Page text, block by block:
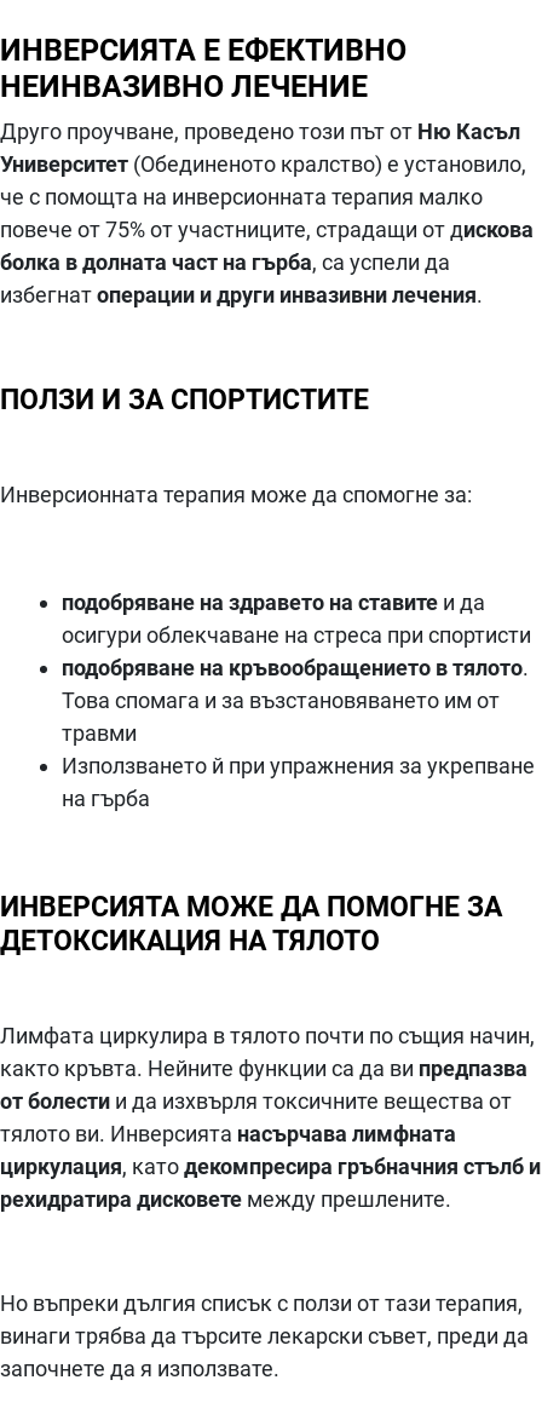
ИНВЕРСИЯТА Е ЕФЕКТИВНО
НЕИНВАЗИВНО ЛЕЧЕНИЕ
Друго проучване, проведено този път от Ню Касъл
Университет (Обединеното кралство) е установило,
че с помощта на инверсионната терапия малко
повече от 75% от участниците, страдащи от дискова
болка в долната част на гърба, са успели да
избегнатоперации и други инвазивни лечения.
ПОЛЗИ И ЗА СПОРТИСТИТЕ
Инверсионната терапия може да спомогне за:
подобряване на здравето на ставите и да
осигури облекчаване на стреса при спортисти
подобряване на кръвообращението в тялото.
Това спомага и за възстановяването им от
травми
Използването й при упражнения за укрепване
на гърба
ИНВЕРСИЯТА МОЖЕ ДА ПОМОГНЕ ЗА
ДЕТОКСИКАЦИЯ НА ТЯЛОТО
Лимфата циркулира в тялото почти по същия начин,
както кръвта. Нейните функции са да ви предпазва
от болести и да изхвърля токсичните вещества от
тялото ви. Инверсията насърчава лимфната
циркулация, катодекомпресира гръбначния стълб и
рехидратира дисковете между прешлените.
Но въпреки дългия списък с ползи от тази терапия,
винаги трябва да търсите лекарски съвет, преди да
започнете да я използвате.